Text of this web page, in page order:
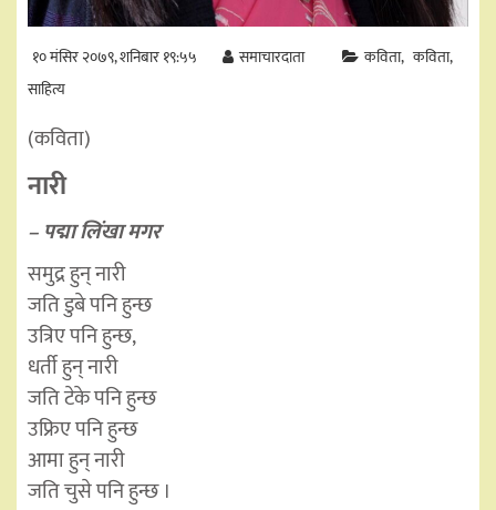
१० मंसिर २०७९, शनिबार १९:५५ समाचारदाता कविता कविता
साहित्य
(कविता)
नारी
– पद्मा लिंखा मगर
समुद्र हुन् नारी
जति डुबे पनि हुन्छ
उत्रिए पनि हुन्छ,
धर्ती हुन् नारी
जति टेके पनि हुन्छ
उफ्रिए पनि हुन्छ
आमा हुन् नारी
जति चुसे पनि हुन्छ ।